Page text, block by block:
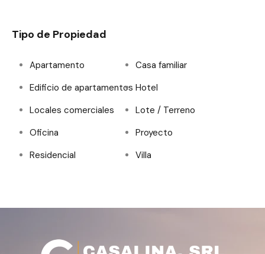
Tipo de Propiedad
Apartamento
Casa familiar
Edificio de apartamentos Hotel
Locales comerciales
Lote / Terreno
Oficina
Proyecto
Residencial
Villa